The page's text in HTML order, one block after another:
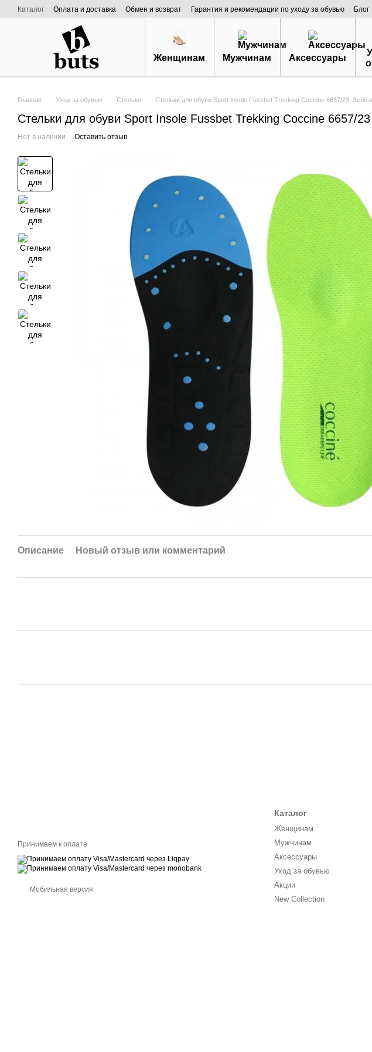
Перейти к основному контенту
Каталог Оплата и доставка Обмен и возврат Гарантия и рекомендации по уходу за обувью Блог
О нас
Женщинам Мужчинам Аксессуары
Главная Уход за обувью Стельки Стельки для обуви Sport Insole Fussbet Trekking Coccine 6657/23,
Стельки для обуви Sport Insole Fussbet Trekking Coccine 6657/23
Нет в наличии Оставить отзыв
Описание Новый отзыв или комментарий
Принимаем к оплате
Мобильная версия
Каталог
Женщинам
Мужчинам
Аксессуары
Уход за обувью
Акции
New Collection